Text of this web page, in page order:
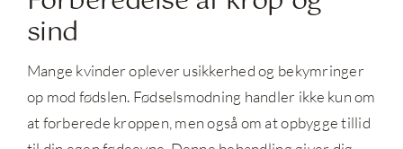
sind
Mange kvinder oplever usikkerhed og bekymringer
op mod fødslen. Fødselsmodning handler ikke kun om
at forberede kroppen, men også om at opbygge tillid